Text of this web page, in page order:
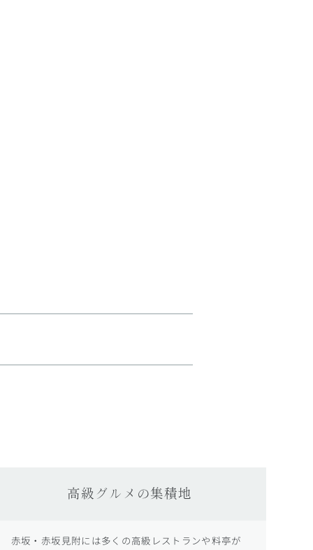
高級グルメの集積地
赤坂・赤坂見附には多くの高級レストランや料亭が